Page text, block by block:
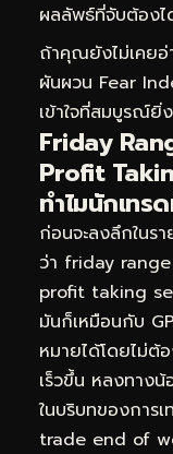
ผลลัพธ์ที่จับต้องไ
ถ้าคุณยังไม่เคยอ่
ผันผวน Fear
เข้าใจที่สมบูรณ์ยิ่
Friday
Profit
ทำไมนักเท
ก่อนจะลงลึกในรา
ว่า friday
profit taking
มันก็เหมือนกับ
หมายได้โดยไม่ต้
เร็วขึ้น หลงทาง
ในบริบทของกา
trade end of